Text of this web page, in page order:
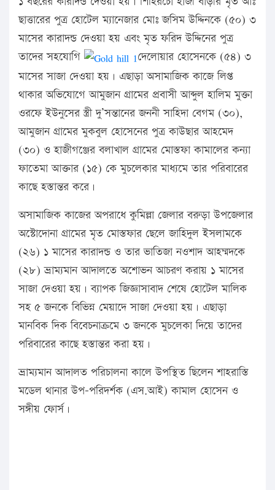
ছাত্তারের পুত্র হোটেল ম্যানেজার মোঃ জসিম উদ্দিনকে (৫০) ৩
মাসের কারাদন্ড দেওয়া হয় এবং মৃত ফরিদ উদ্দিনের পুত্র
তাদের সহযোগি
দেলোয়ার হোসেনকে (৫৪) ৩
মাসের সাজা দেওয়া হয়। এছাড়া অসামাজিক কাজে লিপ্ত
থাকার অভিযোগে আমুজান গ্রামের প্রবাসী আব্দুল হালিম মুক্তা
ওরফে ইউনুসের স্ত্রী দু’সন্তানের জননী সাহিদা বেগম (৩০),
আমুজান গ্রামের মুকবুল হোসেনের পুত্র কাউছার আহমেদ
(৩০) ও হাজীগঞ্জের বলাখাল গ্রামের মোস্তফা কামালের কন্যা
ফাতেমা আক্তার (১৫) কে মুচলেকার মাধ্যমে তার পরিবারের
কাছে হস্তান্তর করে।
অসামাজিক কাজের অপরাধে কুমিল্লা জেলার বরুড়া উপজেলার
অস্টোদোনা গ্রামের মৃত মোস্তফার ছেলে জাহিদুল ইসলামকে
(২৬) ১ মাসের কারাদন্ড ও তার ভাতিজা নওশাদ আহম্মদকে
(২৮) ভ্রাম্যমান আদালতে অশোভন আচরণ করায় ১ মাসের
সাজা দেওয়া হয়। ব্যাপক জিজ্ঞাসাবাদ শেষে হোটেল মালিক
সহ ৫ জনকে বিভিন্ন মেয়াদে সাজা দেওয়া হয়। এছাড়া
মানবিক দিক বিবেচনাক্রমে ৩ জনকে মুচলেকা দিয়ে তাদের
পরিবারের কাছে হস্তান্তর করা হয়।
ভ্রাম্যমান আদালত পরিচালনা কালে উপস্থিত ছিলেন শাহরাস্তি
মডেল থানার উপ-পরিদর্শক (এস.আই) কামাল হোসেন ও
সঙ্গীয় ফোর্স।